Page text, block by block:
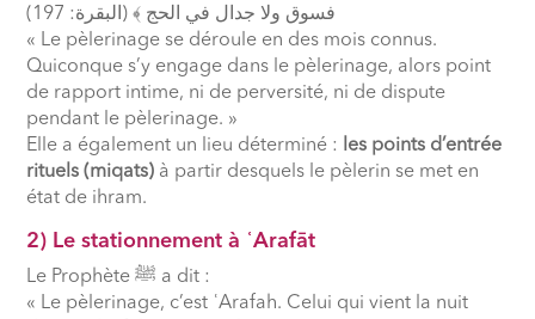
فسوق ولا جدال في الحج ﴾ (البقرة:
« Le pèlerinage se déroule en des mois connus.
Quiconque s’y engage dans le pèlerinage, alors point
de rapport intime, ni de perversité, ni de dispute
pendant le pèlerinage. »
Elle a également un lieu déterminé : les points d’entrée
rituels (miqats) à partir desquels le pèlerin se met en
état de ihram.
2) Le stationnement à ʿArafāt
Le Prophèteﷺ a dit :
« Le pèlerinage, c’est ʿArafah. Celui qui vient la nuit